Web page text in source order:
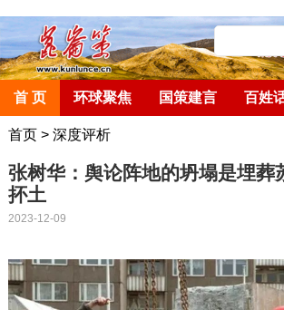
首 页 环球聚焦 国策建言 百姓
首页> 深度评析
张树华：舆论阵地的坍塌是埋葬
抔土
2023-12-09